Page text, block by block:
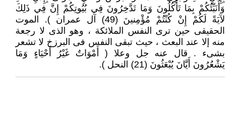
وَأُنَبِّئُكُمْ بِمَا تَأْكُلُونَ وَمَا تَدَّخِرُونَ فِي بُيُوتِكُمْ إِنَّ فِي ذَلِكَ
لآيَةً لَكُمْ إِنْ كُنْتُمْ مُؤْمِنينَ (49) آل عمران ). الموت
الحقيقى حين ترى النفس الملائكة ، وهو الذى لا رجعة
منه إلا عند البعث ، حيث تبقى النفس فى البرزخ لا تشعر
بشىء . قال عنه جل وعلا ( أَمْوَاتٌ غَيْرُ أَحْيَاءٍ وَمَا
يَشْعُرُونَ أَيَّانَ يُبْعَثُونَ (21) النحل ).